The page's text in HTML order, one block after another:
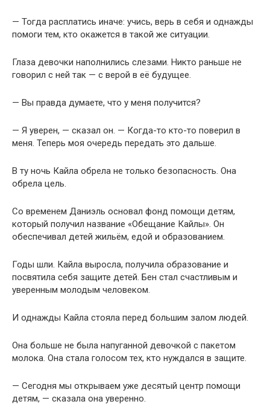
— Тогда расплатись иначе: учись, верь в себя и однажды
помоги тем, кто окажется в такой же ситуации.
Глаза девочки наполнились слезами. Никто раньше не
говорил с ней так — с верой в её будущее.
— Вы правда думаете, что у меня получится?
— Я уверен, — сказал он. — Когда-то кто-то поверил в
меня. Теперь моя очередь передать это дальше.
В ту ночь Кайла обрела не только безопасность. Она
обрела цель.
Со временем Даниэль основал фонд помощи детям,
который получил название «Обещание Кайлы». Он
обеспечивал детей жильём, едой и образованием.
Годы шли. Кайла выросла, получила образование и
посвятила себя защите детей. Бен стал счастливым и
уверенным молодым человеком.
И однажды Кайла стояла перед большим залом людей.
Она больше не была напуганной девочкой с пакетом
молока. Она стала голосом тех, кто нуждался в защите.
— Сегодня мы открываем уже десятый центр помощи
детям, — сказала она уверенно.